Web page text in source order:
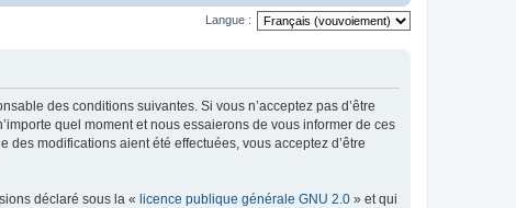
Langue :
des conditions suivantes. Si vous n’acceptez pas d’être
quel moment et nous essaierons de vous informer de ces
modifications aient été effectuées, vous acceptez d’être
déclaré sous la « licence publique générale GNU 2.0 » et qui